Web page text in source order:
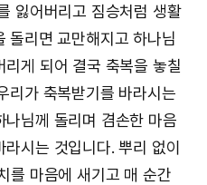
잃어버리고 짐승처럼 생활
돌리면 교만해지고 하나님
게 되어 결국 축복을 놓칠
리가 축복받기를 바라시는
님께 돌리며 겸손한 마음
시는 것입니다. 뿌리 없이
를 마음에 새기고 매 순간